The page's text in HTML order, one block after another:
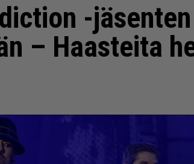
-
– Haasteita